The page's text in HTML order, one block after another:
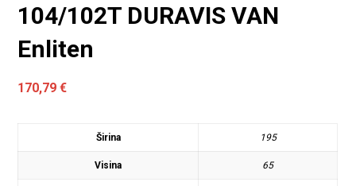
104/102T DURAVIS VAN
Enliten
170,79€
Širina 195
Visina 65